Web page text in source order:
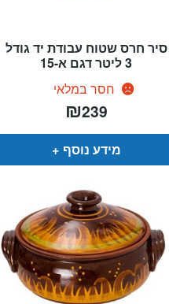
סיר חרס שטוח עבודת יד גודל
3 ליטר דגם א-15
חסר במלאי
₪239
מידע נוסף